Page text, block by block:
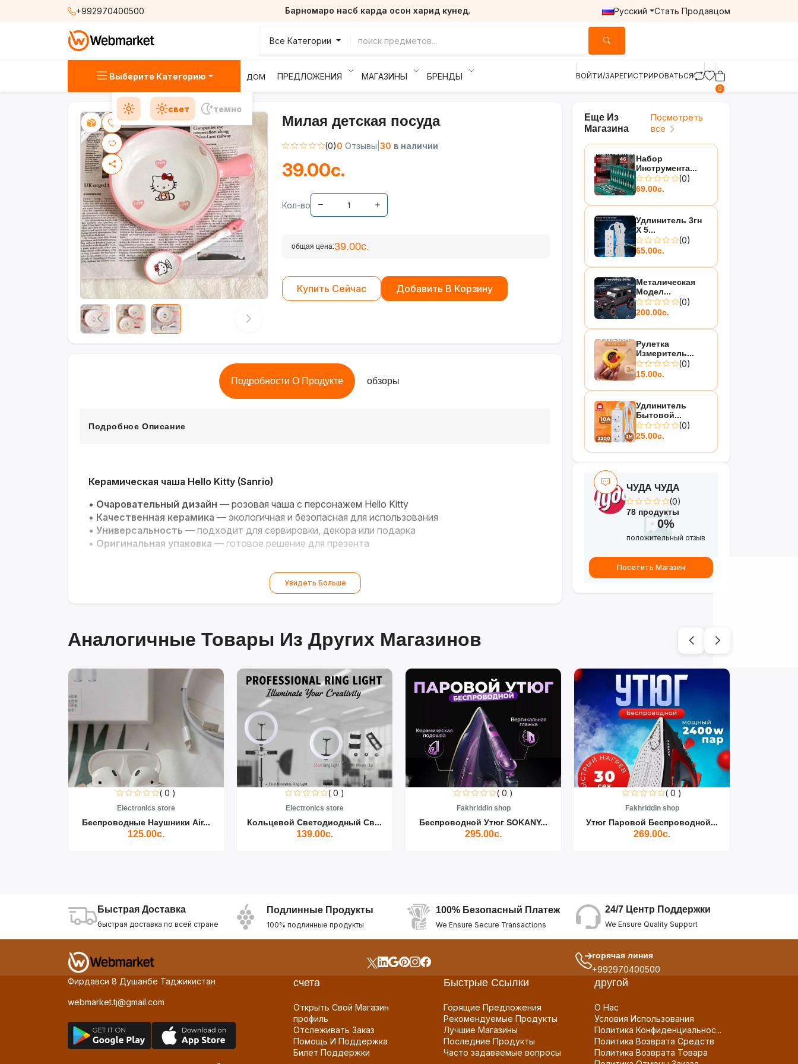
+992970400500 Барномаро насб карда осон харид кунед. Русский Стать Продавцом
Все Категории
Выберите Категорию ДОМ ПРЕДЛОЖЕНИЯ МАГАЗИНЫ БРЕНДЫ ВОЙТИ/ЗАРЕГИСТРИРОВАТЬСЯ
0
свет темно
Милая детская посуда
(0)0 Отзывы 30 в наличии
39.00с.
Кол-во
общая цена:39.00с.
Купить Сейчас Добавить В Корзину
Подробности О Продукте обзоры
Подробное Описание
Керамическая чаша Hello Kitty (Sanrio)
• Очаровательный дизайн — розовая чаша с персонажем Hello Kitty
• Качественная керамика — экологичная и безопасная для использования
• Универсальность — подходит для сервировки, декора или подарка
• Оригинальная упаковка — готовое решение для презента
Увидеть Больше
Еще Из
Магазина
Посмотреть
все
Набор
Инструмента...
(0)
69.00с.
Удлинитель 3гн
Х 5...
(0)
65.00с.
Металическая
Модел...
(0)
200.00с.
Рулетка
Измеритель...
(0)
15.00с.
Удлинитель
Бытовой...
(0)
25.00с.
ЧУДА ЧУДА
(0)
78 продукты
0%
положительный отзыв
Посетить Магазин
Аналогичные Товары Из Других Магазинов
( 0 )
Electronics store
Беспроводные Наушники Air...
125.00с.
( 0 )
Electronics store
Кольцевой Светодиодный Св...
139.00с.
( 0 )
Fakhriddin shop
Беспроводной Утюг SOKANY...
295.00с.
( 0 )
Fakhriddin shop
Утюг Паровой Беспроводной...
269.00с.
Быстрая Доставка
быстрая доставка по всей стране
Подлинные Продукты
100% подлинные продукты
100% Безопасный Платеж
We Ensure Secure Transactions
24/7 Центр Поддержки
We Ensure Quality Support
горячая линия
+992970400500
Фирдавси 8 Душанбе Таджикистан
webmarket.tj@gmail.com
счета
Открыть Свой Магазин
профиль
Отслеживать Заказ
Помощь И Поддержка
Билет Поддержки
Быстрые Ссылки
Горящие Предложения
Рекомендуемые Продукты
Лучшие Магазины
Последние Продукты
Часто задаваемые вопросы
другой
О Нас
Условия Использования
Политика Конфиденциальнос...
Политика Возврата Средств
Политика Возврата Товара